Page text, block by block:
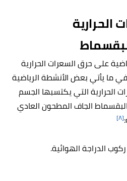
على حرق السعرات الحرارية
ما يأتي بعض الأنشطة الرياضية
الحرارية التي يكتسبها الجسم
الجاف المطحون العادي
[٨]